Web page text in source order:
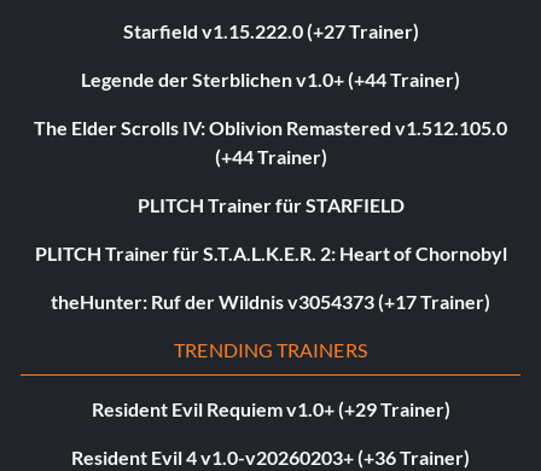
Starfield v1.15.222.0 (+27 Trainer)
Legende der Sterblichen v1.0+ (+44 Trainer)
The Elder Scrolls IV: Oblivion Remastered v1.512.105.0
(+44 Trainer)
PLITCH Trainer für STARFIELD
PLITCH Trainer für S.T.A.L.K.E.R. 2: Heart of Chornobyl
theHunter: Ruf der Wildnis v3054373 (+17 Trainer)
TRENDING TRAINERS
Resident Evil Requiem v1.0+ (+29 Trainer)
Resident Evil 4 v1.0-v20260203+ (+36 Trainer)